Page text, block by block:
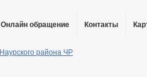
Онлайн обращение Контакты